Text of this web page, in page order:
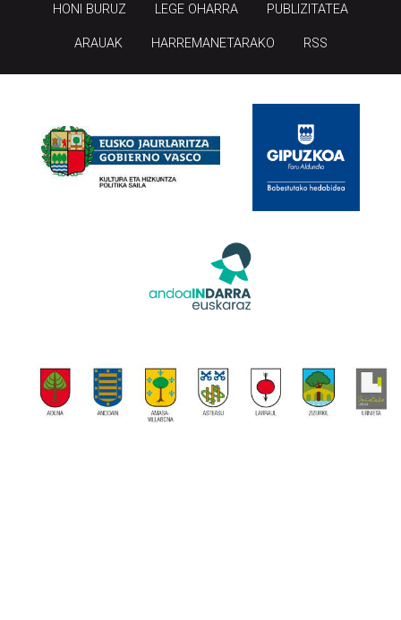
HONI BURUZ LEGE OHARRA PUBLIZITATEA
ARAUAK HARREMANETARAKO RSS